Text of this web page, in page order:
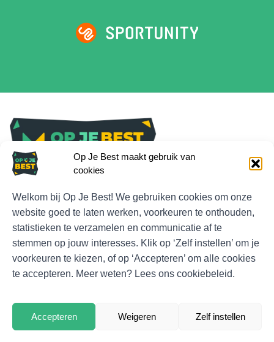
Op Je Best maakt gebruik van
cookies
Welkom bij Op Je Best! We gebruiken cookies om onze
website goed te laten werken, voorkeuren te onthouden,
statistieken te verzamelen en communicatie af te
stemmen op jouw interesses. Klik op ‘Zelf instellen’ om je
voorkeuren te kiezen, of op ‘Accepteren’ om alle cookies
te accepteren. Meer weten? Lees ons cookiebeleid.
Accepteren Weigeren Zelf instellen
Veelgestelde vragen
Wachtwoord vergeten
Privacybeleid